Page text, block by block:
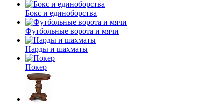
Бокс и единоборства
Футбольные ворота и мячи
Нарды и шахматы
Покер